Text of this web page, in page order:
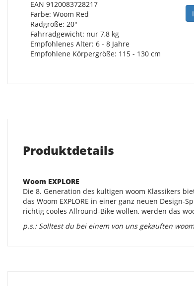
EAN 9120083728217
Farbe: Woom Red
Radgröße: 20"
Fahrradgewicht: nur 7,8 kg
Empfohlenes Alter: 6 - 8 Jahre
Empfohlene Körpergröße: 115 - 130 cm
Produktdetails
Woom EXPLORE
Die 8. Generation des kultigen woom Klassikers
das Woom EXPLORE in einer ganz neuen
richtig cooles Allround-Bike wollen, werden das
p.s.: Solltest du bei einem von uns gekauften